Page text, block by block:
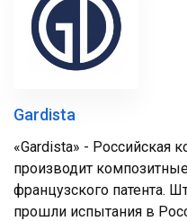
Gardista
«Gardista» - Российская
производит
французского патента.
прошли испытания в